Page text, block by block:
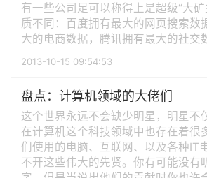
有一些公司足可以称得上是超级“大
质不同：百度拥有最大的网页搜索数
大的电商数据，腾讯拥有最大的社交
2013-10-15 09:54:53
盘点：计算机领域的大佬们
这个世界永远不会缺少明星，明星不
在计算机这个科技领域中也存在着很
们使用的电脑、互联网、以及各种IT
不开这些伟大的先贤。你有可能没有